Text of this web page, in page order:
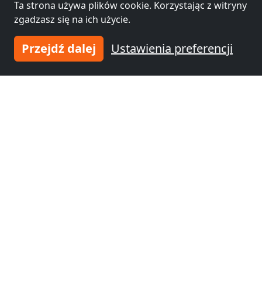
Ta strona używa plików cookie. Korzystając z witryny
zgadzasz się na ich użycie.
Przejdź dalej Ustawienia preferencji